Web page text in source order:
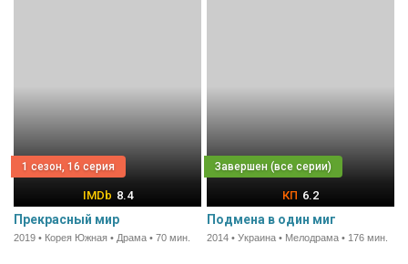
1 сезон, 16 серия
8.4
Прекрасный мир
2019 • Корея Южная • Драма • 70 мин.
6.2
Подмена в один миг
2014 • Украина • Мелодрама • 176 мин.